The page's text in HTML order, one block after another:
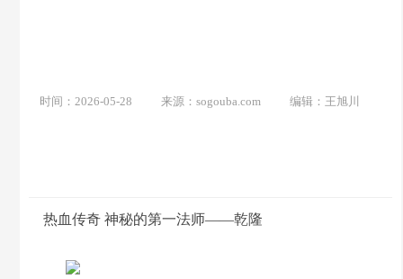
时间：2026-05-28 来源：sogouba.com 编辑：王旭川
热血传奇 神秘的第一法师——乾隆